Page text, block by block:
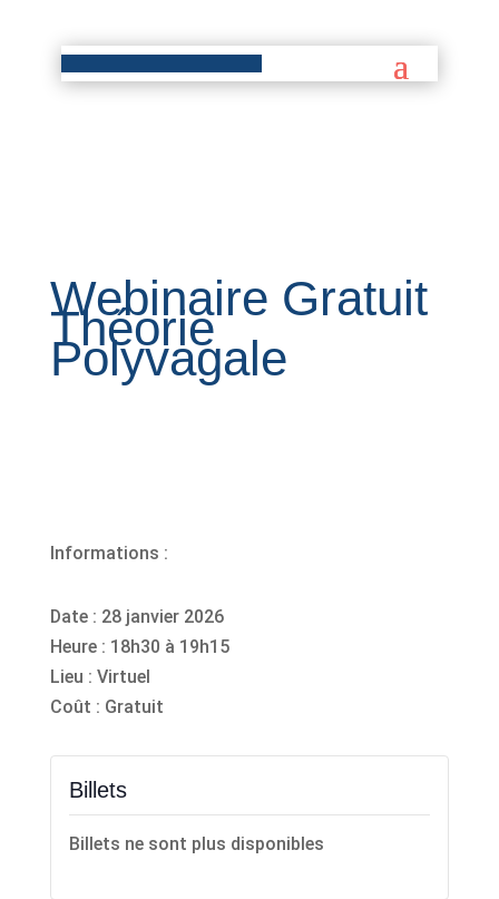
Webinaire Gratuit
Théorie
Polyvagale
Informations :
Date : 28 janvier 2026
Heure : 18h30 à 19h15
Lieu : Virtuel
Coût : Gratuit
Billets
Billets ne sont plus disponibles